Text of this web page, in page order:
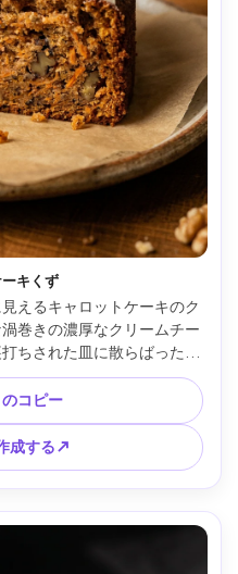
キくず
えるキャロットケーキのク
巻きの濃厚なクリームチー
ちされた皿に散らばったパ
チン背景のぼかし、Canon
f/2.8、超リアルな質感、食
、柔らかい映画のような照
4:5
コピー
成する↗